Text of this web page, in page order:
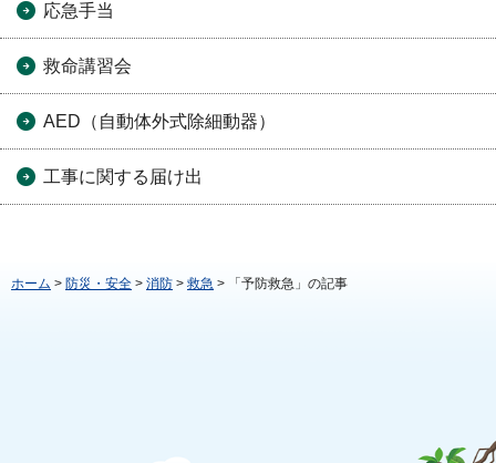
応急手当
救命講習会
AED（自動体外式除細動器）
工事に関する届け出
ホーム > 防災・安全 > 消防 > 救急 > 「予防救急」の記事